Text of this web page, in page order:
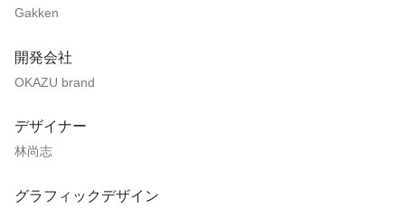
Gakken
開発会社
OKAZU brand
デザイナー
林尚志
グラフィックデザイン